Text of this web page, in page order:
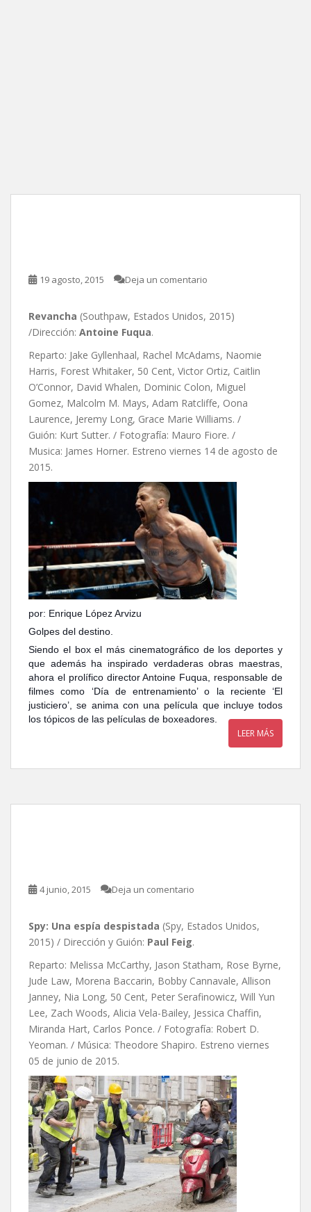
19 agosto, 2015 Deja un comentario
Revancha (Southpaw, Estados Unidos, 2015)
/Dirección: Antoine Fuqua.
Reparto: Jake Gyllenhaal, Rachel McAdams, Naomie
Harris, Forest Whitaker, 50 Cent, Victor Ortiz, Caitlin
O’Connor, David Whalen, Dominic Colon, Miguel
Gomez, Malcolm M. Mays, Adam Ratcliffe, Oona
Laurence, Jeremy Long, Grace Marie Williams. /
Guión: Kurt Sutter. / Fotografía: Mauro Fiore. /
Musica: James Horner. Estreno viernes 14 de agosto de
2015.
por: Enrique López Arvizu
Golpes del destino.
Siendo el box el más cinematográfico de los deportes y
que además ha inspirado verdaderas obras maestras,
ahora el prolífico director Antoine Fuqua, responsable de
filmes como ‘Día de entrenamiento’ o la reciente ‘El
justiciero’, se anima con una película que incluye todos
los tópicos de las películas de boxeadores.
LEER MÁS
4 junio, 2015 Deja un comentario
Spy: Una espía despistada (Spy, Estados Unidos,
2015) / Dirección y Guión: Paul Feig.
Reparto: Melissa McCarthy, Jason Statham, Rose Byrne,
Jude Law, Morena Baccarin, Bobby Cannavale, Allison
Janney, Nia Long, 50 Cent, Peter Serafinowicz, Will Yun
Lee, Zach Woods, Alicia Vela-Bailey, Jessica Chaffin,
Miranda Hart, Carlos Ponce. / Fotografía: Robert D.
Yeoman. / Música: Theodore Shapiro. Estreno viernes
05 de junio de 2015.